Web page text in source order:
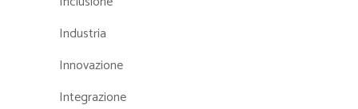
Industria
Innovazione
Integrazione